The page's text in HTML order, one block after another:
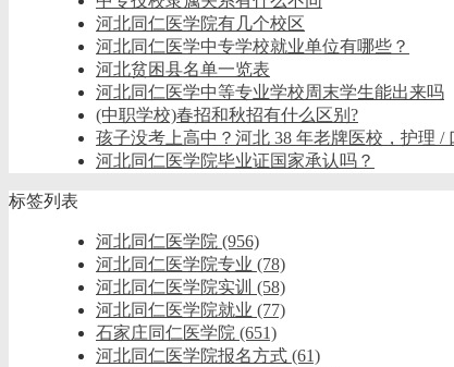
河北同仁医学院有几个校区
河北同仁医学中专学校就业单位有哪些？
河北贫困县名单一览表
河北同仁医学中等专业学校周末学生能出来吗
(中职学校)春招和秋招有什么区别?
孩子没考上高中？河北 38 年老牌医校，护理 /
河北同仁医学院毕业证国家承认吗？
标签列表
河北同仁医学院 (956)
河北同仁医学院专业 (78)
河北同仁医学院实训 (58)
河北同仁医学院就业 (77)
石家庄同仁医学院 (651)
河北同仁医学院报名方式 (61)